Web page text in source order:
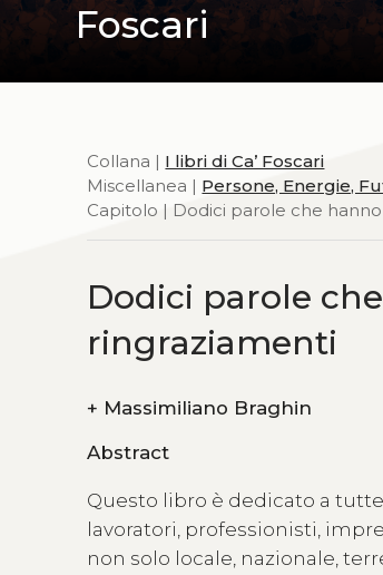
Foscari
Collana | I libri di Ca’ Foscari
Miscellanea | Persone, Energie,
Capitolo | Dodici parole che
Dodici parole
ringraziamenti
+ Massimiliano Braghin
Abstract
Questo libro è dedicato a
lavoratori, professionisti,
non solo locale, nazionale,